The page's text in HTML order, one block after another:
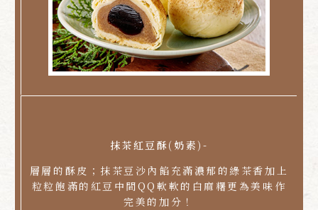
抹茶紅豆酥(奶素)-
層層的酥皮；抹茶豆沙內餡充滿濃郁的綠茶香加上
粒粒飽滿的紅豆中間QQ軟軟的白麻糬更為美味作
完美的加分！